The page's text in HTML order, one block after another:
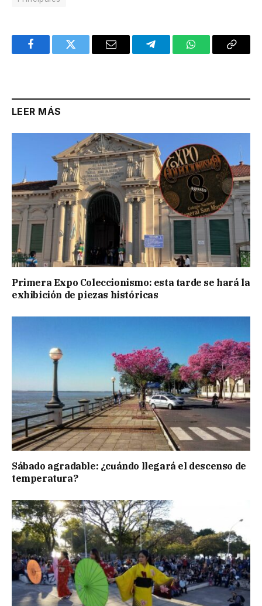
FacebookTwitter Email TelegramWhatsAppCopy
LEER MÁS
Primera Expo Coleccionismo: esta tarde se hará la
exhibición de piezas históricas
Sábado agradable: ¿cuándo llegará el descenso de
temperatura?